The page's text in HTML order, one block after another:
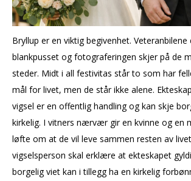
Bryllup er en viktig begivenhet.
blankpusset og fotograferingen skjer på de
steder. Midt i all festivitas står to som har
mål for livet, men de står ikke alene.
vigsel er en offentlig handling og kan skje
kirkelig. I vitners nærvær gir en kvinne og en
løfte om at de vil leve sammen resten av
vigselsperson skal erklære at ekteskapet
borgelig viet kan i tillegg ha en kirkelig